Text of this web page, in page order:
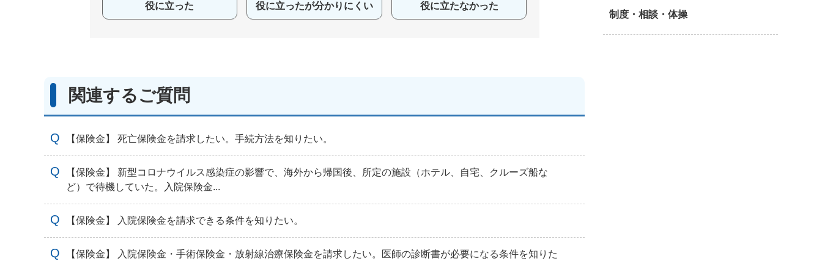
制度・相談・体操
役に立った 役に立ったが分かりにくい 役に立たなかった
関連するご質問
【保険金】 死亡保険金を請求したい。手続方法を知りたい。
【保険金】 新型コロナウイルス感染症の影響で、海外から帰国後、所定の施設（ホテル、自宅、クルーズ船な
ど）で待機していた。入院保険金...
【保険金】 入院保険金を請求できる条件を知りたい。
【保険金】 入院保険金・手術保険金・放射線治療保険金を請求したい。医師の診断書が必要になる条件を知りた